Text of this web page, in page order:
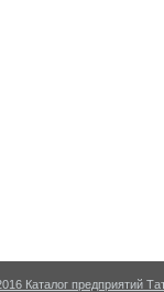
Каталог предприятий